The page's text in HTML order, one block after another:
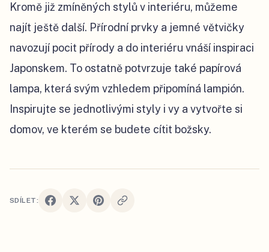
Kromě již zmíněných stylů v interiéru, můžeme
najít ještě další. Přírodní prvky a jemné větvičky
navozují pocit přírody a do interiéru vnáší inspiraci
Japonskem. To ostatně potvrzuje také papírová
lampa, která svým vzhledem připomíná lampión.
Inspirujte se jednotlivými styly i vy a vytvořte si
domov, ve kterém se budete cítit božsky.
SDÍLET: